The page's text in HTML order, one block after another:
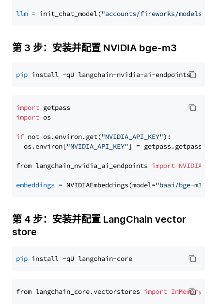
llm = init_chat_model("accounts/fireworks/models/
第 3 步：安装并配置 NVIDIA bge-m3
pip
import
import os
if not os.environ.get("NVIDIA_API_KEY"):
  os.environ[
"NVIDIA_API_KEY"] = getpass.getpass(
from langchain_nvidia_ai_endpoints import
embeddings = NVIDIAEmbeddings(model="baai/bge-m3"
第 4 步：安装并配置 LangChain vector
store
pip
from langchain_core.vectorstores import